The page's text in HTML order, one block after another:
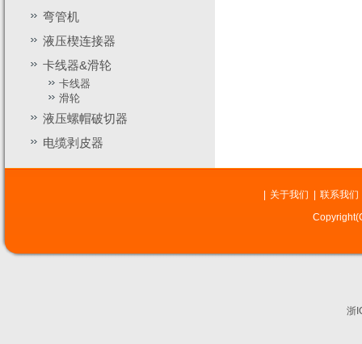
弯管机
液压楔连接器
卡线器&滑轮
卡线器
滑轮
液压螺帽破切器
电缆剥皮器
关于我们 联系我们
浙